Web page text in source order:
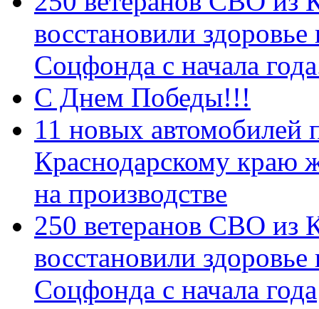
восстановили
Соцфонда с начала
С Днем Победы!!!
11 новых автомобилей
Краснодарскому краю
на производстве
250 ветеранов СВО из
восстановили
Соцфонда с начала года